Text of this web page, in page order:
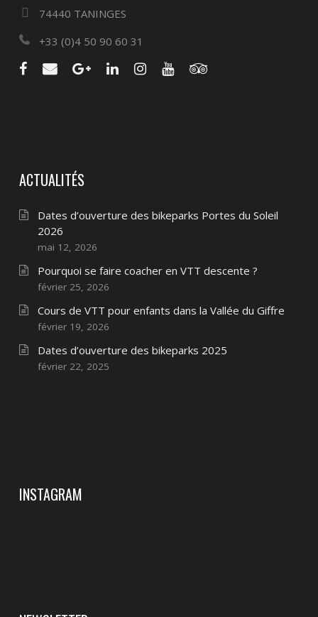
74440 TANINGES
+33 (0)4 50 90 60 31
ACTUALITÉS
Dates d’ouverture des bikeparks Portes du Soleil
2026
mai 12, 2026
Pourquoi se faire coacher en VTT descente ?
février 25, 2026
Cours de VTT pour enfants dans la Vallée du Giffre
février 19, 2026
Dates d’ouverture des bikeparks 2025
février 22, 2025
INSTAGRAM